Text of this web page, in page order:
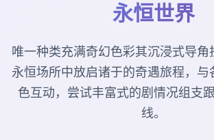
永恒世界
唯一种类充满奇幻色彩其沉浸式导角
永恒场所中放启诸于的奇遇旅程，与
色互动，尝试丰富式的剧情况组支
线。